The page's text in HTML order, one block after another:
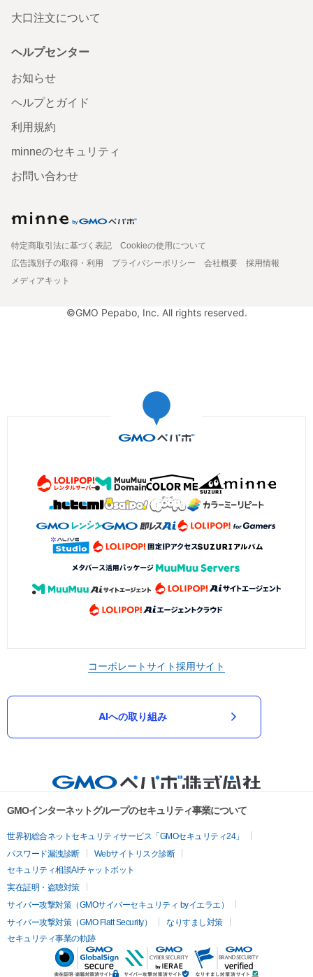
大口注文について
ヘルプセンター
お知らせ
ヘルプとガイド
利用規約
minneのセキュリティ
お問い合わせ
特定商取引法に基づく表記
Cookieの使用について
広告識別子の取得・利用
プライバシーポリシー 会社概要
採用情報
メディアキット
©GMO Pepabo, Inc. All rights reserved.
コーポレートサイト採用サイト
AIへの取り組み
GMOインターネットグループのセキュリティ事業について
世界初総合ネットセキュリティサービス「GMOセキュリティ24」
パスワード漏洩診断
Webサイトリスク診断
セキュリティ相談AIチャットボット
実在証明・盗聴対策
サイバー攻撃対策（GMOサイバーセキュリティ byイエラエ）
サイバー攻撃対策（GMO Flatt Security）
なりすまし対策
セキュリティ事業の軌跡